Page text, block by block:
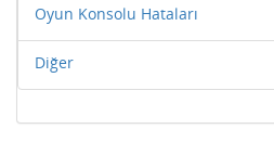
Oyun Konsolu Hataları
Diğer